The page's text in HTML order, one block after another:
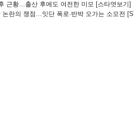
근황…출산 후에도 여전한 미모 [스타엿보기]
논란의 쟁점…잇단 폭로·반박 오가는 소모전